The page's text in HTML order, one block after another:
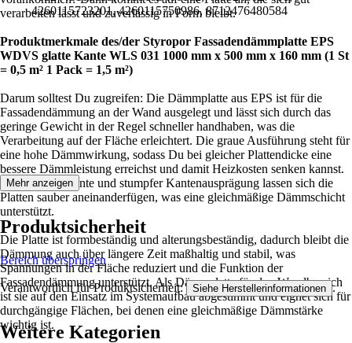
4260115723201, 4260115750986, 8712476480584
verarbeiten lässt und zuverlässig in Form bleibt.
Produktmerkmale des/der Styropor Fassadendämmplatte EPS
WDVS glatte Kante WLS 031 1000 mm x 500 mm x 160 mm (1 St
= 0,5 m² 1 Pack = 1,5 m²)
Darum solltest Du zugreifen: Die Dämmplatte aus EPS ist für die
Fassadendämmung an der Wand ausgelegt und lässt sich durch das
geringe Gewicht in der Regel schneller handhaben, was die
Verarbeitung auf der Fläche erleichtert. Die graue Ausführung steht für
eine hohe Dämmwirkung, sodass Du bei gleicher Plattendicke eine
bessere Dämmleistung erreichst und damit Heizkosten senken kannst.
Dank glatter Kante und stumpfer Kantenausprägung lassen sich die
Platten sauber aneinanderfügen, was eine gleichmäßige Dämmschicht
unterstützt.
Die Platte ist formbeständig und alterungsbeständig, dadurch bleibt die
Dämmung auch über längere Zeit maßhaltig und stabil, was
Spannungen in der Fläche reduziert und die Funktion der
Fassadendämmung unterstützt. Als Dämmplatte für den Wandbereich
ist sie auf den Einsatz im Systemaufbau abgestimmt und eignet sich für
durchgängige Flächen, bei denen eine gleichmäßige Dämmstärke
wichtig ist.
Mehr anzeigen
Produktsicherheit
Bereich überspringen
Verantwortlich für Produktsicherheit: Siehe Herstellerinformationen .
Weitere Kategorien